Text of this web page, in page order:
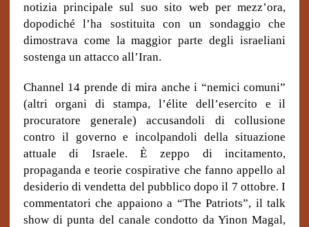
notizia principale sul suo sito web per mezz’ora,
dopodiché l’ha sostituita con un sondaggio che
dimostrava come la maggior parte degli israeliani
sostenga un attacco all’Iran.
Channel 14 prende di mira anche i “nemici comuni”
(altri organi di stampa, l’élite dell’esercito e il
procuratore generale) accusandoli di collusione
contro il governo e incolpandoli della situazione
attuale di Israele. È zeppo di incitamento,
propaganda e teorie cospirative che fanno appello al
desiderio di vendetta del pubblico dopo il 7 ottobre. I
commentatori che appaiono a “The Patriots”, il talk
show di punta del canale condotto da Yinon Magal,